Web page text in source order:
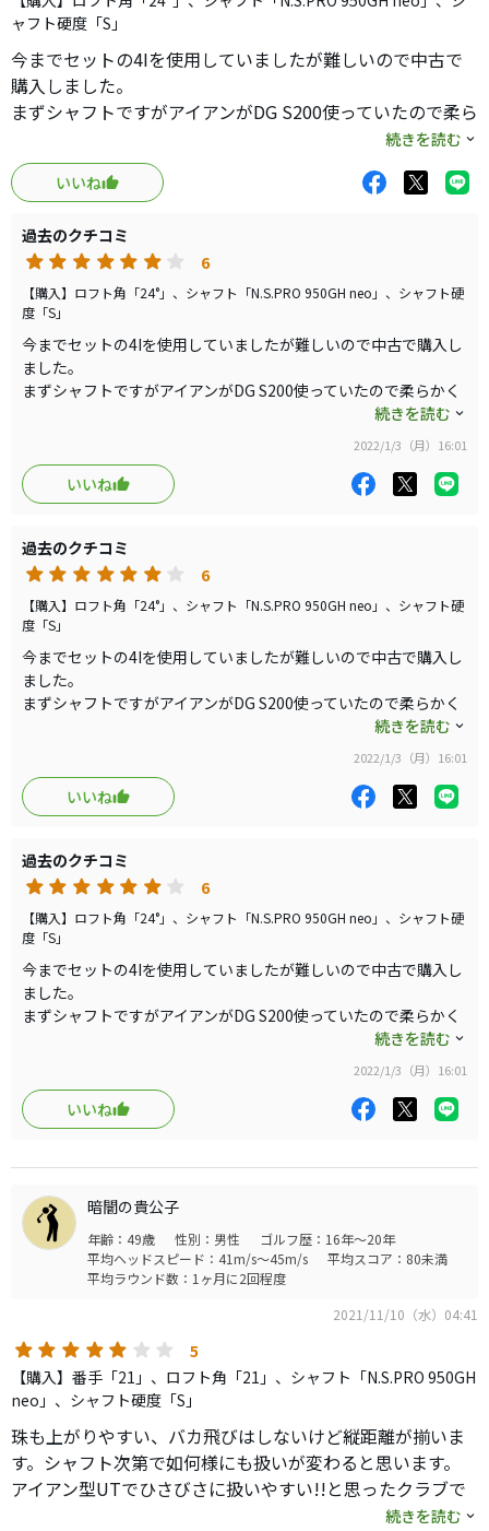
まぁカップフェースなのでしょうがないと言えばしょうが
ないのでしょうけど、もうちょっと何とかして欲しかっ
た。
?シャフトがイマイチ
この手のクラブ使う人はもうちょっとコントロールしやす
い物がいいと思う。自分もモーダス105にリシャフト予定。
?ロフトの割にはやさしい
普通に上がるし飛ぶ。スピンも入るので止まる球です。5Iが
打てれば使えるレベルかと。
?ヘッドが小ぶり
アイアンのヘッドが小ぶりの物を使ってる人は構えやすい
と思います。
個人の好みとしてはもう少し角があっても良かったけど。
（少し丸い）
?表示がロフト表示
わかりやすくていい。番手表示とかより抵抗なく買える。
今の所キャロだけじゃないですかね。ロフト表示。
しれません。
出玉自体に不満がある訳ではないのでしばらくは使ってみ
ようと思います。
ャフト硬度「S」
今までセットの4Iを使用していましたが難しいので中古で
購入しました。
まずシャフトですがアイアンがDG S200使っていたので柔ら
かく感じますが、軽さは鉛貼って調整できました。今の時
期はむしろ体が回らないので、これくらい軽い方が振りや
すいです。そして意外としっかりしているので全然振りま
ヘッドについてもアイアン型UTにありがちなグースが弱
く、非常に構えやすいです。打感も良い。球は上がりやす
くてむしろ飛びすぎを心配しないといけないです。
総じてバランスがとれたクラブだと思います。ウッド型が
苦手な方には良いクラブだと思います。
続きを読む
いいね
過去のクチコミ
6
【購入】ロフト角「24°」、シャフト「N.S.PRO 950GH neo」、シャフト硬
度「S」
今までセットの4Iを使用していましたが難しいので中古で購入し
ました。
まずシャフトですがアイアンがDG S200使っていたので柔らかく
感じますが、軽さは鉛貼って調整できました。今の時期はむしろ
体が回らないので、これくらい軽い方が振りやすいです。そして
意外としっかりしているので全然振りまけてません。UTにこの
シャフトはアリです。
ヘッドについてもアイアン型UTにありがちなグースが弱く、非常
すぎを心配しないといけないです。
総じてバランスがとれたクラブだと思います。ウッド型が苦手な
方には良いクラブだと思います。
続きを読む
2022/1/3（月）16:01
いいね
過去のクチコミ
6
【購入】ロフト角「24°」、シャフト「N.S.PRO 950GH neo」、シャフト硬
度「S」
今までセットの4Iを使用していましたが難しいので中古で購入し
ました。
まずシャフトですがアイアンがDG S200使っていたので柔らかく
感じますが、軽さは鉛貼って調整できました。今の時期はむしろ
体が回らないので、これくらい軽い方が振りやすいです。そして
意外としっかりしているので全然振りまけてません。UTにこの
シャフトはアリです。
ヘッドについてもアイアン型UTにありがちなグースが弱く、非常
すぎを心配しないといけないです。
総じてバランスがとれたクラブだと思います。ウッド型が苦手な
方には良いクラブだと思います。
続きを読む
2022/1/3（月）16:01
いいね
過去のクチコミ
6
【購入】ロフト角「24°」、シャフト「N.S.PRO 950GH neo」、シャフト硬
度「S」
今までセットの4Iを使用していましたが難しいので中古で購入し
ました。
まずシャフトですがアイアンがDG S200使っていたので柔らかく
感じますが、軽さは鉛貼って調整できました。今の時期はむしろ
体が回らないので、これくらい軽い方が振りやすいです。そして
意外としっかりしているので全然振りまけてません。UTにこの
シャフトはアリです。
ヘッドについてもアイアン型UTにありがちなグースが弱く、非常
総じてバランスがとれたクラブだと思います。ウッド型が苦手な
方には良いクラブだと思います。
続きを読む
2022/1/3（月）16:01
いいね
暗闇の貴公子
年齢：49歳 性別：男性
ゴルフ歴：16年～20年
平均ヘッドスピード：41m/s～45m/s
平均スコア：80未満
平均ラウンド数：1ヶ月に2回程度
2021/11/10（水）04:41
5
【購入】番手「21」、ロフト角「21」、シャフト「N.S.PRO 950GH
neo」、シャフト硬度「S」
珠も上がりやすい、バカ飛びはしないけど縦距離が揃いま
す。シャフト次第で如何様にも扱いが変わると思います。
アイアン型UTでひさびさに扱いやすい!!と思ったクラブで
続きを読む